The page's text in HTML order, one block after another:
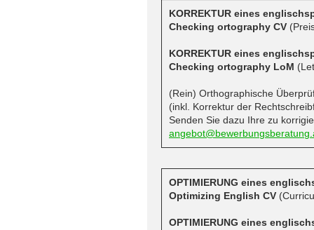
KORREKTUR eines
Checking ortography CV
KORREKTUR eines
Checking ortography LoM
(Rein) Orthographische
(inkl. Korrektur der
Senden Sie dazu Ihre zu
OPTIMIERUNG eines
Optimizing English CV
OPTIMIERUNG eines